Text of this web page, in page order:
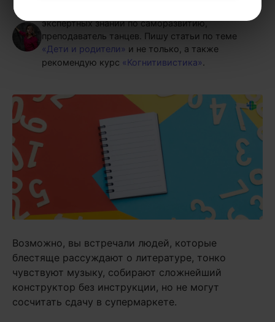
экспертных знаний по саморазвитию,
преподаватель танцев. Пишу статьи по теме
«Дети и родители» и не только, а также
рекомендую курс «Когнитивистика».
Возможно, вы встречали людей, которые
блестяще рассуждают о литературе, тонко
чувствуют музыку, собирают сложнейший
конструктор без инструкции, но не могут
сосчитать сдачу в супермаркете.